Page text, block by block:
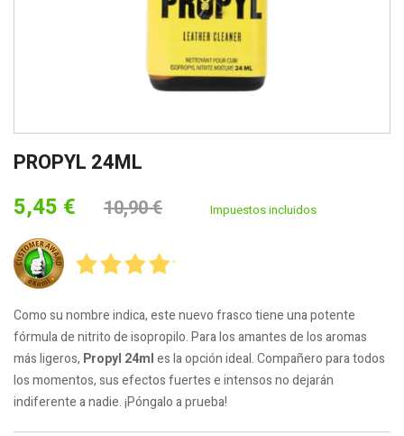
PROPYL 24ML
5,45 € 10,90 € Impuestos incluidos
Como su nombre indica, este nuevo frasco tiene una potente
fórmula de nitrito de isopropilo. Para los amantes de los aromas
más ligeros, Propyl 24mles la opción ideal. Compañero para todos
los momentos, sus efectos fuertes e intensos no dejarán
indiferente a nadie. ¡Póngalo a prueba!